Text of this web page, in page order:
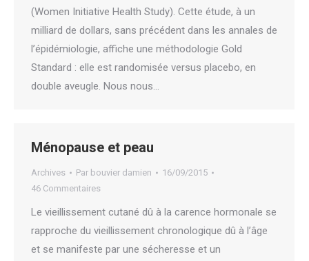
(Women Initiative Health Study). Cette étude, à un
milliard de dollars, sans précédent dans les annales de
l’épidémiologie, affiche une méthodologie Gold
Standard : elle est randomisée versus placebo, en
double aveugle. Nous nous…
Ménopause et peau
Archives Par bouvier damien
16/09/2015
46 Commentaires
Le vieillissement cutané dû à la carence hormonale se
rapproche du vieillissement chronologique dû à l’âge
et se manifeste par une sécheresse et un